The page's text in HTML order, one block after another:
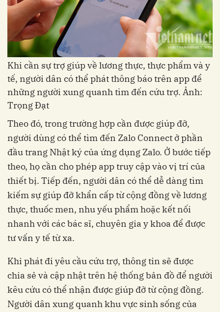
Khi cần sự trợ giúp về lương thực, thực phẩm và y
tế, người dân có thể phát thông báo trên app để
những người xung quanh tìm đến cứu trợ. Ảnh:
Trọng Đạt
Theo đó, trong trường hợp cần được giúp đỡ,
người dùng có thể tìm đến Zalo Connect ở phần
đầu trang Nhật ký của ứng dụng Zalo. Ở bước tiếp
theo, họ cần cho phép app truy cập vào vị trí của
thiết bị. Tiếp đến, người dân có thể dễ dàng tìm
kiếm sự giúp đỡ khẩn cấp từ cộng đồng về lương
thực, thuốc men, nhu yếu phẩm hoặc kết nối
nhanh với các bác sĩ, chuyên gia y khoa để được
tư vấn y tế từ xa.
Khi phát đi yêu cầu cứu trợ, thông tin sẽ được
chia sẻ và cập nhật trên hệ thống bản đồ để người
kêu cứu có thể nhận được giúp đỡ từ cộng đồng.
Người dân xung quanh khu vực sinh sống của